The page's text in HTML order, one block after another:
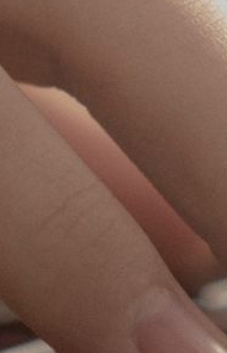
CI·슬로건 소개
오시는 길